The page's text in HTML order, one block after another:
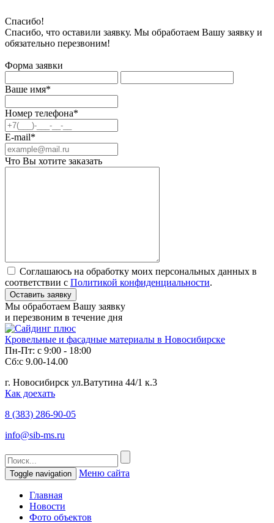
Спасибо!
Спасибо, что оставили заявку. Мы обработаем Вашу заявку и
обязательно перезвоним!
Форма заявки
Ваше имя*
Номер телефона*
E-mail*
Что Вы хотите заказать
Соглашаюсь на обработку моих персональных данных в
соответствии с Политикой конфиденциальности.
Мы обработаем Вашу заявку
и перезвоним в течение дня
Кровельные и фасадные материалы в Новосибирске
Пн-Пт: с 9:00 - 18:00
Сб:с 9.00-14.00
г. Новосибирск ул.Ватутина 44/1 к.3
Как доехать
8 (383) 286-90-05
info@sib-ms.ru
Toggle navigation Меню сайта
Главная
Новости
Фото объектов